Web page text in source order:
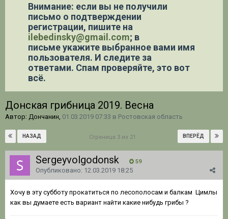
Внимание: если вы не получили
письмо о подтверждении
регистрации, пишите на
ilebedinsky@gmail.com; в
письме укажите выбранное вами имя
пользователя. И следите за
ответами. Спам проверяйте, это вот
всё.
Донская грибница 2019. Весна
Автор: Дончанин, 01.03.2019 07:33 в Ростовская область
НАЗАД ВПЕРЁД
Страница 3 из 21
Sergeyvolgodonsk 59
Опубликовано: 12.03.2019 18:25
Хочу в эту субботу прокатиться по лесополосам и балкам Цимлы
как вы думаете есть вариант найти какие нибудь грибы ?